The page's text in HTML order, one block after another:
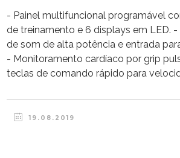
- Painel multifuncional programável
de treinamento e 6 displays em LED. -
de som de alta potência e entrada
- Monitoramento cardíaco por grip
teclas de comando rápido para
19.08.2019